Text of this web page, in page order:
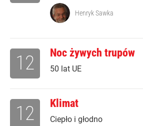
Henryk Sawka
Noc żywych trupów
50 lat UE
12
Klimat
Ciepło i głodno
12